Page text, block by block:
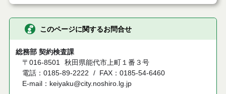
このページに関するお問合せ
総務部 契約検査課
〒016-8501 秋田県能代市上町１番３号
電話：0185-89-2222
FAX：0185-54-6460
E-mail：keiyaku@city.noshiro.lg.jp